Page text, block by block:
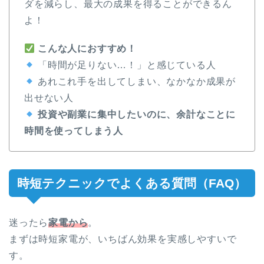
ダを減らし、最大の成果を得ることができるん
よ！
こんな人におすすめ！
「時間が足りない…！」と感じている人
あれこれ手を出してしまい、なかなか成果が
出せない人
投資や副業に集中したいのに、余計なことに
時間を使ってしまう人
時短テクニックでよくある質問（FAQ）
迷ったら家電から。
まずは時短家電が、いちばん効果を実感しやすいで
す。